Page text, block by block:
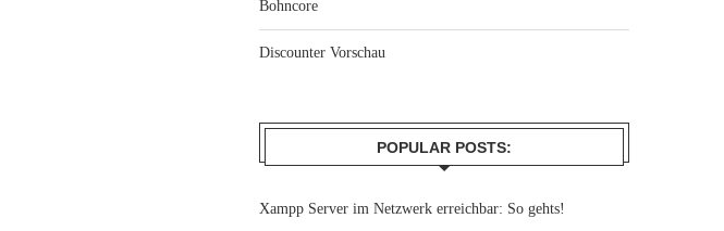
Bohncore
Discounter Vorschau
POPULAR POSTS:
Xampp Server im Netzwerk erreichbar: So gehts!